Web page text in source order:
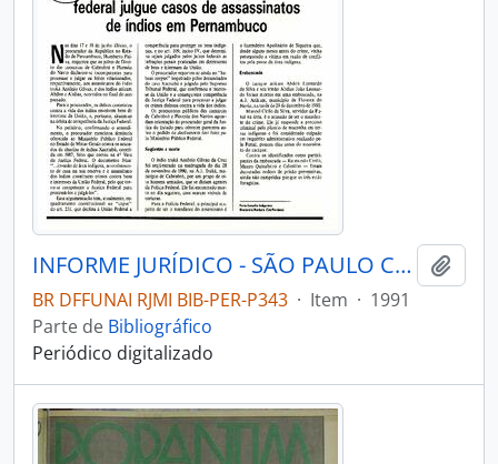
INFORME JURÍDICO - SÃO PAULO COMISSÃO PRÓ-ÍNDIO DE SÃO PAULO - DEPARTAMENTO JURÍDICO - 1991 - Nº17
BR DFFUNAI RJMI BIB-PER-P343 · Item · 1991
Parte de Bibliográfico
Periódico digitalizado